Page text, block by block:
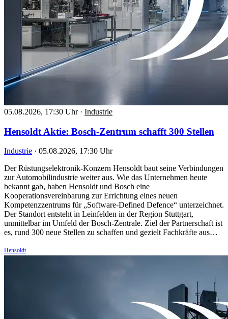
05.08.2026, 17:30 Uhr · Industrie
Hensoldt Aktie: Bosch-Zentrum schafft 300 Stellen
Industrie · 05.08.2026, 17:30 Uhr
Der Rüstungselektronik-Konzern Hensoldt baut seine Verbindungen
zur Automobilindustrie weiter aus. Wie das Unternehmen heute
bekannt gab, haben Hensoldt und Bosch eine
Kooperationsvereinbarung zur Errichtung eines neuen
Kompetenzzentrums für „Software-Defined Defence“ unterzeichnet.
Der Standort entsteht in Leinfelden in der Region Stuttgart,
unmittelbar im Umfeld der Bosch-Zentrale. Ziel der Partnerschaft ist
es, rund 300 neue Stellen zu schaffen und gezielt Fachkräfte aus…
Hensoldt